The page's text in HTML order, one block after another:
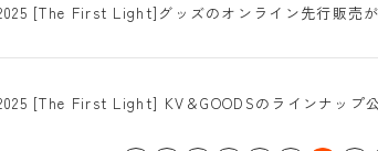
[The First Light]グッズのオンライン先行販売
[The First Light] KV＆GOODSのラインナップ公